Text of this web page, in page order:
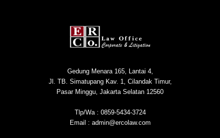
Gedung Menara 165, Lantai 4,
Jl. TB. Simatupang Kav. 1, Cilandak Timur,
Pasar Minggu, Jakarta Selatan 12560
Tlp/Wa : 0859-5434-3724
Email : admin@ercolaw.com